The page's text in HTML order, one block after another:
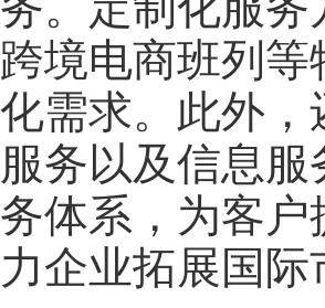
跨境电商班列
化需求。此外
服务以及信息
务体系，为客
力企业拓展国际